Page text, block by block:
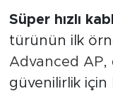
Süper hızlı
türünün ilk
Advanced AP,
güvenilirlik için